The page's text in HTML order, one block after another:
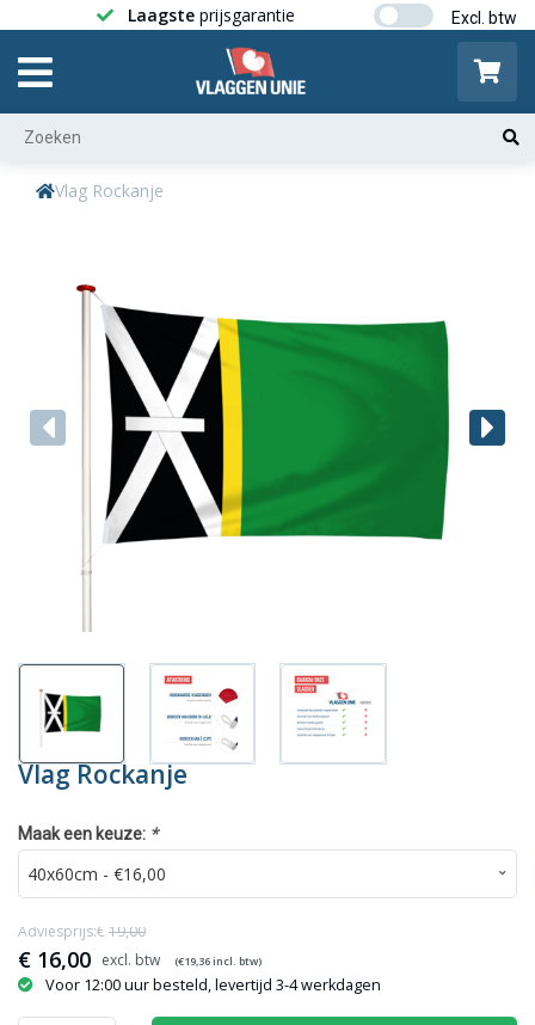
Laagste prijsgarantie Gratis
Vlag Rockanje
Vlag Rockanje
Maak een keuze: *
€ 16,00 (€19,36incl. btw)
Adviesprijs:€ 19,00
Voor 12:00 uur besteld, levertijd 3-4 werkdagen